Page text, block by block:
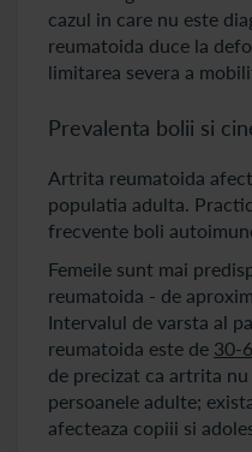
cazul in care nu este
reumatoida duce la
limitarea severa a
Prevalenta bolii si
Artrita reumatoida
populatia adulta.
frecvente boli
Femeile sunt mai
reumatoida - de
Intervalul de varsta al
reumatoida este de 30-
de precizat ca artrita
persoanele adulte;
afecteaza copiii si